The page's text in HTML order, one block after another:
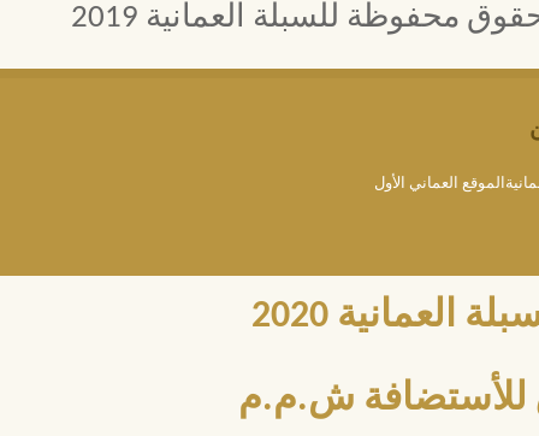
محفوظة للسبلة العمانية 2019
العماني الأول
2020
للأستضافة ش.م.م